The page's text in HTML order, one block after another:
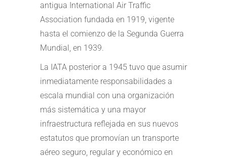
antigua International Air Traffic
Association fundada en 1919, vigente
hasta el comienzo de la Segunda Guerra
Mundial, en 1939.
La IATA posterior a 1945 tuvo que asumir
inmediatamente responsabilidades a
escala mundial con una organización
más sistemática y una mayor
infraestructura reflejada en sus nuevos
estatutos que promovían un transporte
aéreo seguro, regular y económico en